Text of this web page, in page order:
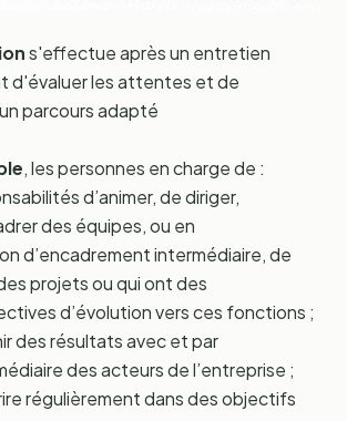
s'effectue après un entretien
d'évaluer les attentes et de
parcours adapté
, les personnes en charge de :
d’animer, de diriger,
des équipes, ou en
d’encadrement intermédiaire, de
projets ou qui ont des
d’évolution vers ces fonctions ;
des résultats avec et par
des acteurs de l’entreprise ;
régulièrement dans des objectifs